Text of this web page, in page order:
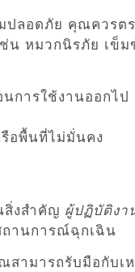
ลอดภัย คุณควรต
ช่น หมวกนิรภัย เข็ม
การใช้งานออกไป
อพื้นที่ไม่มั่นคง
สิ่งสำคัญ ผู้ปฏิบัติงา
ถานการณ์ฉุกเฉิน
ามารถรับมือกับเ